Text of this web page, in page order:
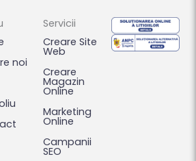
noi
Servicii
Creare Site
Web
Creare
Magazin
Online
Marketing
Online
Campanii
SEO